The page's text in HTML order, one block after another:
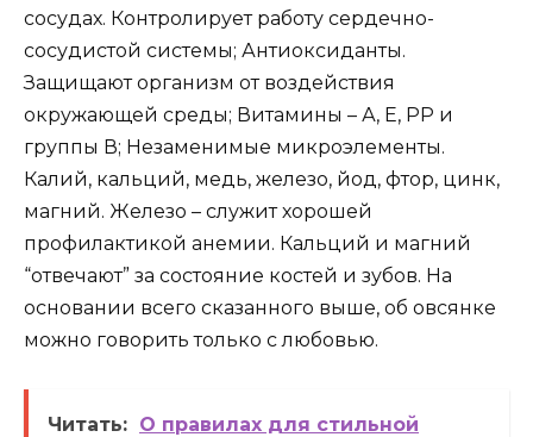
сосудах. Контролирует работу сердечно-
сосудистой системы; Антиоксиданты.
Защищают организм от воздействия
окружающей среды; Витамины – А, Е, РР и
группы В; Незаменимые микроэлементы.
Калий, кальций, медь, железо, йод, фтор, цинк,
магний. Железо – служит хорошей
профилактикой анемии. Кальций и магний
“отвечают” за состояние костей и зубов. На
основании всего сказанного выше, об овсянке
можно говорить только с любовью.
Читать: О правилах для стильной